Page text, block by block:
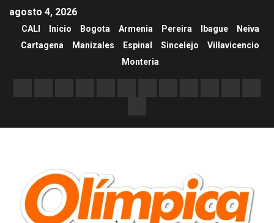
agosto 4, 2026
CALI Inicio Bogota Armenia Pereira Ibague
Neiva
Cartagena
Manizales Espinal Sincelejo
Villavicencio
Monteria